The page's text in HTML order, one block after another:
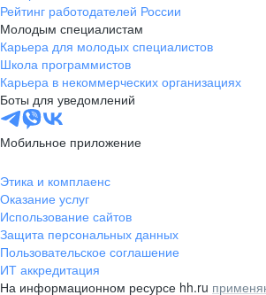
Рейтинг работодателей России
Молодым специалистам
Карьера для молодых специалистов
Школа программистов
Карьера в некоммерческих организациях
Боты для уведомлений
Мобильное приложение
Этика и комплаенс
Оказание услуг
Использование сайтов
Защита персональных данных
Пользовательское соглашение
ИТ аккредитация
На информационном ресурсе hh.ru